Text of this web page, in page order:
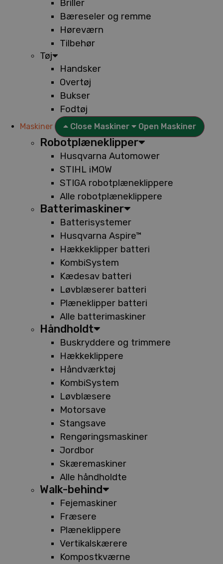
Briller
Bæreseler og remme
Høreværn
Tilbehør
Tøj
Handsker
Overtøj
Bukser
Fodtøj
Maskiner Close Maskiner Open Maskiner
Robotplæneklipper
Husqvarna Automower
STIHL iMOW
STIGA robotplæneklippere
Alle robotplæneklippere
Batterimaskiner
Batterisystemer
Husqvarna Aspire™
Hækkeklipper batteri
KombiSystem
Kædesav batteri
Løvblæserer batteri
Plæneklipper batteri
Alle batterimaskiner
Håndholdt
Buskryddere og trimmere
Hækkeklippere
Håndværktøj
KombiSystem
Løvblæsere
Motorsave
Stangsave
Rengøringsmaskiner
Jordbor
Skæremaskiner
Alle håndholdte
Walk-behind
Fejemaskiner
Fræsere
Plæneklippere
Vertikalskærere
Kompostkværne